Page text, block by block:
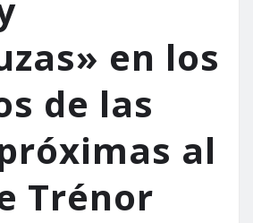
en los
de las
al
Trénor